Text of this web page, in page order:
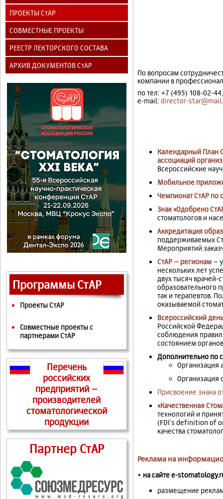
ПРОЕКТЫ СтАР
СОВМЕСТНЫЕ ПРОЕКТЫ
РЕЕСТР ЛЕКТОРСКОГО СОСТАВА
АРХИВ ДОКУМЕНТОВ СтАР
Программы СтАР
Проекты СтАР
Совместные проекты с
партнерами СтАР
Перечень
российских
предприятий –
производителей
стоматологической
продукции
Партнер СтАР
По вопросам
компании в
по тел: +7 (495) 108-02-
e-mail: director-
Календарный План
ассоциаций
Всероссийские
Мобильное
Чемпионат СтАР по
Знак «Одобрено
стоматологов и
Аккредитация
поддерживаемых
Мероприятий
СтАР – регионам –
нескольких лет
двух тысяч врачей-
образовательного
так и терапевтов.
оказываемой
Всероссийский
Российской
соблюдения правил
состоянием
Дополнительно по
Организация
Организация
Присвоение знака
«Качественная
технологий и
(FDI`s definition of
качества
Реклама на
• насайте e-
размещение